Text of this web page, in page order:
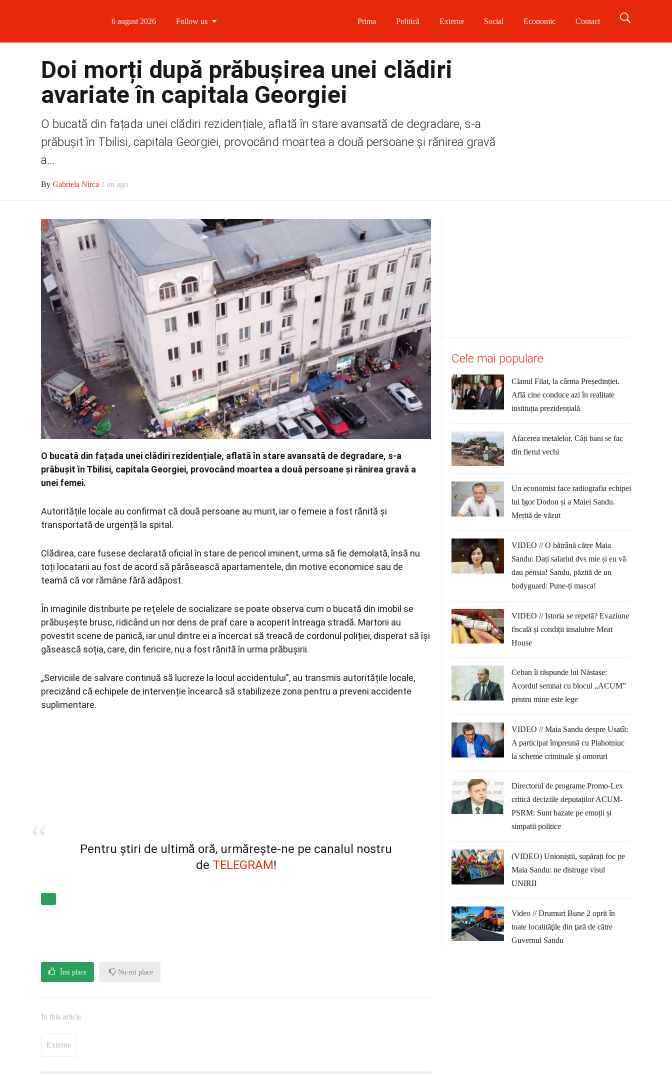
6 august 2026 Follow us
Follow us on Twitter
Follow us on Telegram
Prima Politică Externe Social Economic Contact
Doi morți după prăbușirea unei clădiri
avariate în capitala Georgiei
O bucată din fațada unei clădiri rezidențiale, aflată în stare avansată de degradare, s-a
prăbușit în Tbilisi, capitala Georgiei, provocând moartea a două persoane și rănirea gravă
a...
By Gabriela Nirca 1 an ago
O bucată din fațada unei clădiri rezidențiale, aflată în stare avansată de degradare, s-a
prăbușit în Tbilisi, capitala Georgiei, provocând moartea a două persoane și rănirea gravă a
unei femei.
Autoritățile locale au confirmat că două persoane au murit, iar o femeie a fost rănită și
transportată de urgență la spital.
Clădirea, care fusese declarată oficial în stare de pericol iminent, urma să fie demolată, însă nu
toți locatarii au fost de acord să părăsească apartamentele, din motive economice sau de
teamă că vor rămâne fără adăpost.
În imaginile distribuite pe reţelele de socializare se poate observa cum o bucată din imobil se
prăbușește brusc, ridicând un nor dens de praf care a acoperit întreaga stradă. Martorii au
povestit scene de panică, iar unul dintre ei a încercat să treacă de cordonul poliției, disperat să își
găsească soția, care, din fericire, nu a fost rănită în urma prăbușirii.
„Serviciile de salvare continuă să lucreze la locul accidentului”, au transmis autoritățile locale,
precizând că echipele de intervenție încearcă să stabilizeze zona pentru a preveni accidente
suplimentare.
Pentru știri de ultimă oră, urmărește-ne pe canalul nostru
de TELEGRAM!
Îmi place Nu-mi place
In this article
Externe
Cele mai populare
Clanul Filat, la cârma Președinției.
Află cine conduce azi în realitate
instituția prezidențială
Afacerea metalelor. Câți bani se fac
din fierul vechi
Un economist face radiografia echipei
lui Igor Dodon și a Maiei Sandu.
Merită de văzut
VIDEO // O bătrână către Maia
Sandu: Dați salariul dvs mie și eu vă
dau pensia! Sandu, păzită de un
bodyguard: Pune-ți masca!
VIDEO // Istoria se repetă? Evaziune
fiscală și condiții insalubre Meat
House
Ceban îi răspunde lui Năstase:
Acordul semnat cu blocul „ACUM”
pentru mine este lege
VIDEO // Maia Sandu despre Usatîi:
A participat împreună cu Plahotniuc
la scheme criminale și omoruri
Directorul de programe Promo-Lex
critică deciziile deputaților ACUM-
PSRM: Sunt bazate pe emoții și
simpatii politice
(VIDEO) Unioniștii, supărați foc pe
Maia Sandu: ne distruge visul
UNIRII
Video // Drumuri Bune 2 oprit în
toate localităţile din ţară de către
Guvernul Sandu